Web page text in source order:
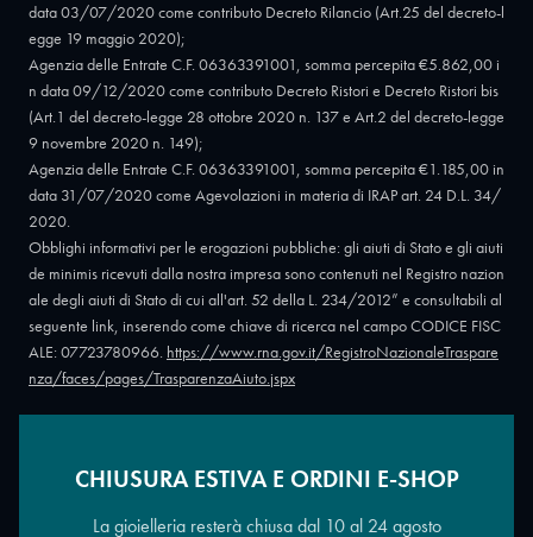
data 03/07/2020 come contributo Decreto Rilancio (Art.25 del decreto-l
egge 19 maggio 2020);
Agenzia delle Entrate C.F. 06363391001, somma percepita €5.862,00 i
n data 09/12/2020 come contributo Decreto Ristori e Decreto Ristori bis
(Art.1 del decreto-legge 28 ottobre 2020 n. 137 e Art.2 del decreto-legge
9 novembre 2020 n. 149);
Agenzia delle Entrate C.F. 06363391001, somma percepita €1.185,00 in
data 31/07/2020 come Agevolazioni in materia di IRAP art. 24 D.L. 34/
2020.
Obblighi informativi per le erogazioni pubbliche: gli aiuti di Stato e gli aiuti
de minimis ricevuti dalla nostra impresa sono contenuti nel Registro nazion
ale degli aiuti di Stato di cui all'art. 52 della L. 234/2012” e consultabili al
seguente link, inserendo come chiave di ricerca nel campo CODICE FISC
ALE: 07723780966. https://www.rna.gov.it/RegistroNazionaleTraspare
nza/faces/pages/TrasparenzaAiuto.jspx
Copyright © 2026 - Oreficeria Enrico Sali Conti e C. snc - Partita IVA
CHIUSURA ESTIVA E ORDINI E-SHOP
La gioielleria resterà chiusa dal 10 al 24 agosto